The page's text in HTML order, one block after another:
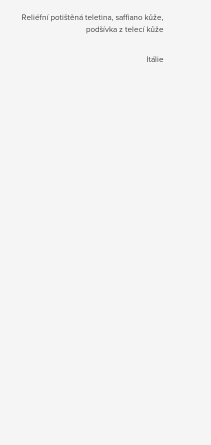
Reliéfní potištěná teletina, saffiano kůže,
podšívka z telecí kůže
Itálie